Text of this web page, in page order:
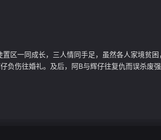
区一同成长，三人情同手足，虽然各人家境贫
负伤往婚礼。及后，阿B与辉仔往复仇而误杀废